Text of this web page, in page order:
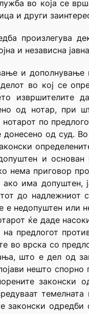
во која се
и други
произлегува
и независна
и дополнување
во кој се
од нотар, при
по
од суд.
и основан
нема приговор
ако има
до
е недопуштен или
ќе даде
предлогот
во врска со
што е дел од
нешто
законски
законски